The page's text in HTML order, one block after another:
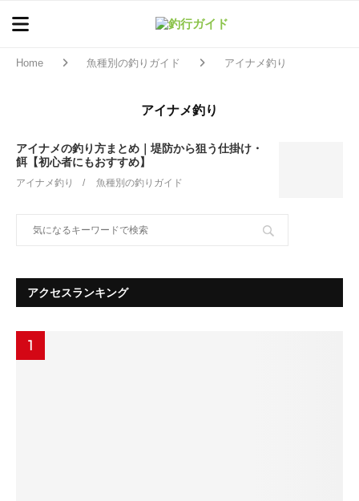
Home 魚種別の釣りガイド アイナメ釣り
アイナメ釣り
アイナメの釣り方まとめ｜堤防から狙う仕掛け・
餌【初心者にもおすすめ】
アイナメ釣り 魚種別の釣りガイド
アクセスランキング
1